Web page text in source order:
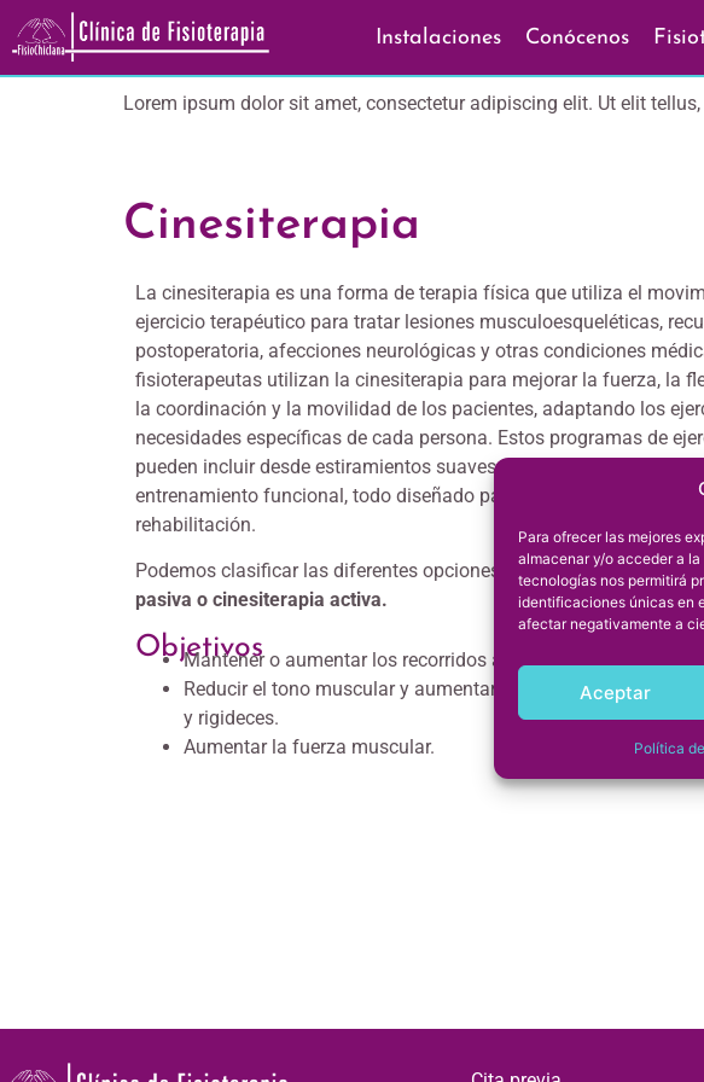
Para ofrecer las mejores
almacenar y/o acceder a
tecnologías nos permitirá
identificaciones únicas en
afectar negativamente a
Aceptar
Política
Instalaciones Conócenos
Lorem ipsum dolor sit amet, consectetur adipiscing elit. Ut elit
Cinesiterapia
La cinesiterapia es una forma de terapia física que utiliza el
ejercicio terapéutico para tratar lesiones musculoesqueléticas,
postoperatoria, afecciones neurológicas y otras condiciones
fisioterapeutas utilizan la cinesiterapia para mejorar la fuerza, la
la coordinación y la movilidad de los pacientes, adaptando los
necesidades específicas de cada persona. Estos programas de
pueden incluir desde estiramientos suaves hasta ejercicios de
entrenamiento funcional, todo diseñado para ayudar en la
rehabilitación.
Podemos clasificar las diferentes opciones terapéuticas como
pasiva o cinesiterapia activa.
Objetivos
Mantener o aumentar los recorridos articulares.
Reducir el tono muscular y aumentar su trofismo, evitando
y rigideces.
Aumentar la fuerza muscular.